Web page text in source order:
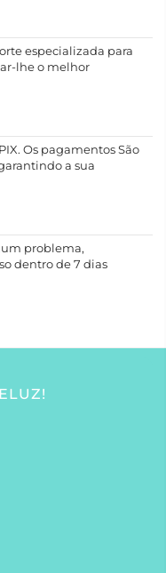
especializada para
lhe o melhor
Os pagamentos São
a sua
problema,
dentro de 7 dias